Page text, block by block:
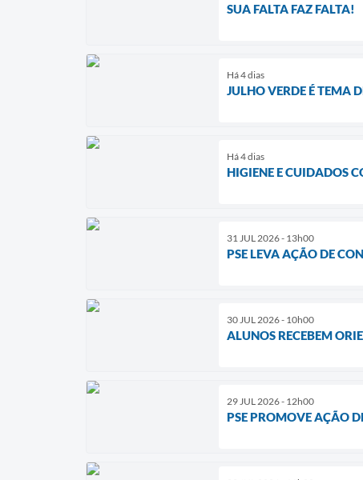
SUA FALTA FAZ FALTA!
Há 4 dias
JULHO VERDE É TEMA
Há 4 dias
HIGIENE E CUIDADOS
31 JUL 2026 - 13h00
PSE LEVA AÇÃO DE
30 JUL 2026 - 10h00
ALUNOS RECEBEM
29 JUL 2026 - 12h00
PSE PROMOVE AÇÃO